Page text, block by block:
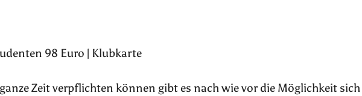
98 Euro | Klubkarte
Zeit verpflichten können gibt es nach wie vor die Möglichkeit sich